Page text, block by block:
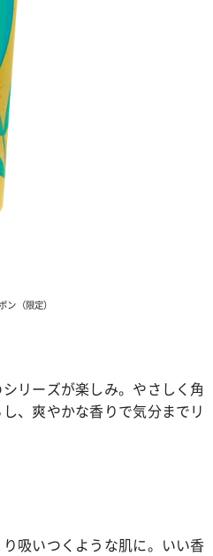
（限定）
リーズが楽しみ。やさしく角
、爽やかな香りで気分までリ
吸いつくような肌に。いい香